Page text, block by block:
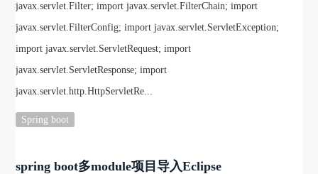
javax.servlet.Filter; import javax.servlet.FilterChain; import
javax.servlet.FilterConfig; import javax.servlet.ServletException;
import javax.servlet.ServletRequest; import
javax.servlet.ServletResponse; import
javax.servlet.http.HttpServletRe...
Spring boot
spring boot多module项目导入Eclipse